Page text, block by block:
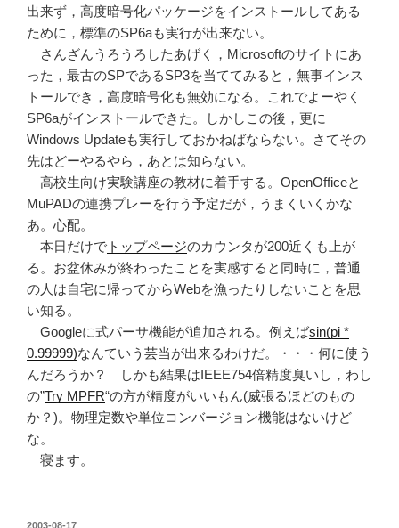
出来ず，高度暗号化パッケージをインストールしてある
ために，標準のSP6aも実行が出来ない。
さんざんうろうろしたあげく，Microsoftのサイトにあ
った，最古のSPであるSP3を当ててみると，無事インス
トールでき，高度暗号化も無効になる。これでよーやく
SP6aがインストールできた。しかしこの後，更に
Windows Updateも実行しておかねばならない。さてその
先はどーやるやら，あとは知らない。
高校生向け実験講座の教材に着手する。OpenOfficeと
MuPADの連携プレーを行う予定だが，うまくいくかな
あ。心配。
本日だけで トップページのカウンタが200近くも上が
る。お盆休みが終わったことを実感すると同時に，普通
の人は自宅に帰ってからWebを漁ったりしないことを思
い知る。
Googleに式パーサ機能が追加される。例えばsin(pi *
0.99999)なんていう芸当が出来るわけだ。・・・何に使う
んだろうか？ しかも結果はIEEE754倍精度臭いし，わし
の”Try MPFR“の方が精度がいいもん(威張るほどのもの
か？)。物理定数や単位コンバージョン機能はないけど
な。
寝ます。
POSTED
2003-08-17